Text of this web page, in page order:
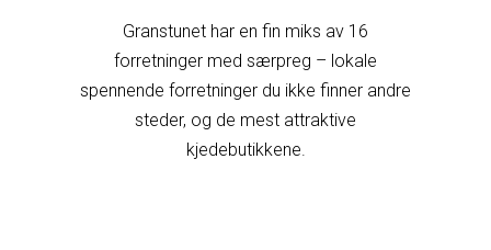
Granstunet har en fin miks av 16
forretninger med særpreg – lokale
spennende forretninger du ikke finner andre
steder, og de mest attraktive
kjedebutikkene.